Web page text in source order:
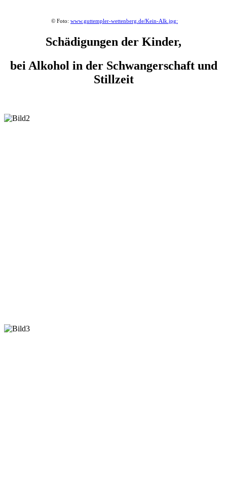
© Foto: www.guttempler-wettenberg.de/Kein-Alk.jpg:
Schädigungen der Kinder,
bei Alkohol in der Schwangerschaft und
Stillzeit